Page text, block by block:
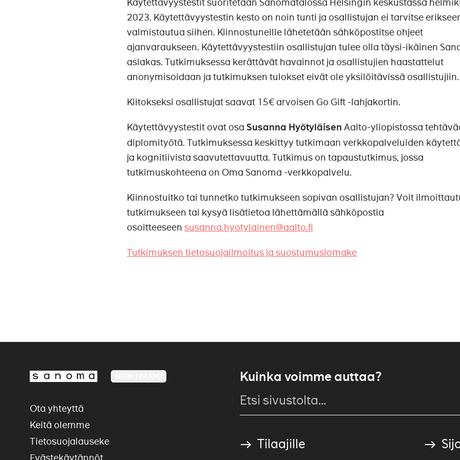
Käytettävyystestit suoritetaan Sanomatalossa Helsingin keskustassa
2023. Käytettävyystestin kesto on noin tunti ja osallistujan ei tarvitse
valmistautua siihen. Kiinnostuneille lähetetään sähköpostitse ohjeet
ajanvaraukseen. Käytettävyystestiin osallistujan tulee olla täysi-ikäinen
asiakas. Tutkimuksessa kerättävät havainnot ja osallistujien haastattelut
anonymisoidaan ja tutkimuksen tulokset eivät ole yksilöitävissä osallistujiin.
Kiitokseksi osallistujat saavat 15€ arvoisen Go Gift -lahjakortin.
Käytettävyystestit ovat osa Susanna Hyötyläisen Aalto-yliopistossa
diplomityötä. Tutkimuksessa keskittyy tutkimaan verkkopalveluiden
ja kognitiivista saavutettavuutta. Tutkimus on tapaustutkimus, jossa
tutkimuskohteena on Oma Sanoma -verkkopalvelu.
Kiinnostuitko tai tunnetko tutkimukseen sopivan osallistujan? Voit
tutkimukseen tai kysyä lisätietoa lähettämällä sähköpostia
osoitteeseen susanna.hyotylainen@aalto.fi
Tutkimuksen tietosuojailmoitus ja suostumuslomake
Kuinka voimme auttaa?
Tilaajille
Ota yhteyttä
Keitä olemme
Tietosuojalauseke
Evästekäytännöt